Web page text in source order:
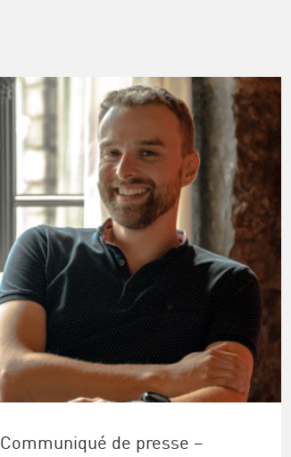
Communiqué de presse –